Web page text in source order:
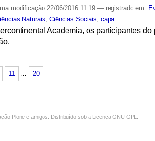
modificação 22/06/2016 11:19— registrado em:
Naturais,Ciências Sociais,capa
Academia, os participantes
11 20
Plone e amigos. Distribuído sob a Licença GNU GPL